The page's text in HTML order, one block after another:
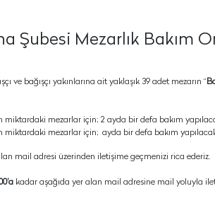
Şubesi Mezarlık Bakım
ve bağışçı yakınlarına ait yaklaşık 39 adet mezarın “
miktardaki mezarlar için; 2 ayda bir defa bakım
miktardaki mezarlar için; ayda bir defa bakım
mail adresi üzerinden iletişime geçmenizi rica ederiz.
kadar aşağıda yer alan mail adresine mail yoluyla